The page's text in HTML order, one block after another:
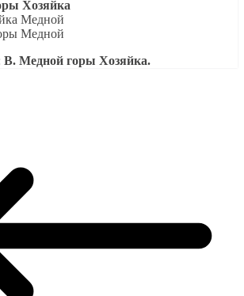
Хозяйка
Медной
Медной
B. Медной горы Хозяйка.